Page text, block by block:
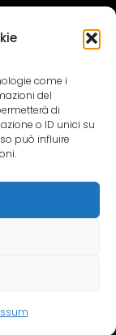
come i
del
di
o ID unici su
può influire
TOURISM
– P.IVA: